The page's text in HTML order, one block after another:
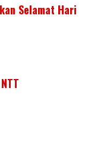
Selamat Hari